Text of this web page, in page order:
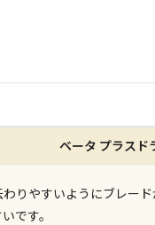
ベータ プラス
やすいようにブレード
です。